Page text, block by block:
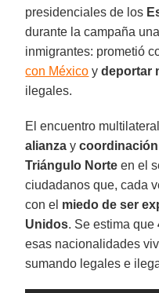
presidenciales de los
durante la campaña
inmigrantes: prometió
con México ydeportar
ilegales.
El encuentro
alianza ycoordinación
Triángulo Norte en el
ciudadanos que, cada
con el miedo de ser
Unidos. Se estima que
esas nacionalidades
sumando legales e